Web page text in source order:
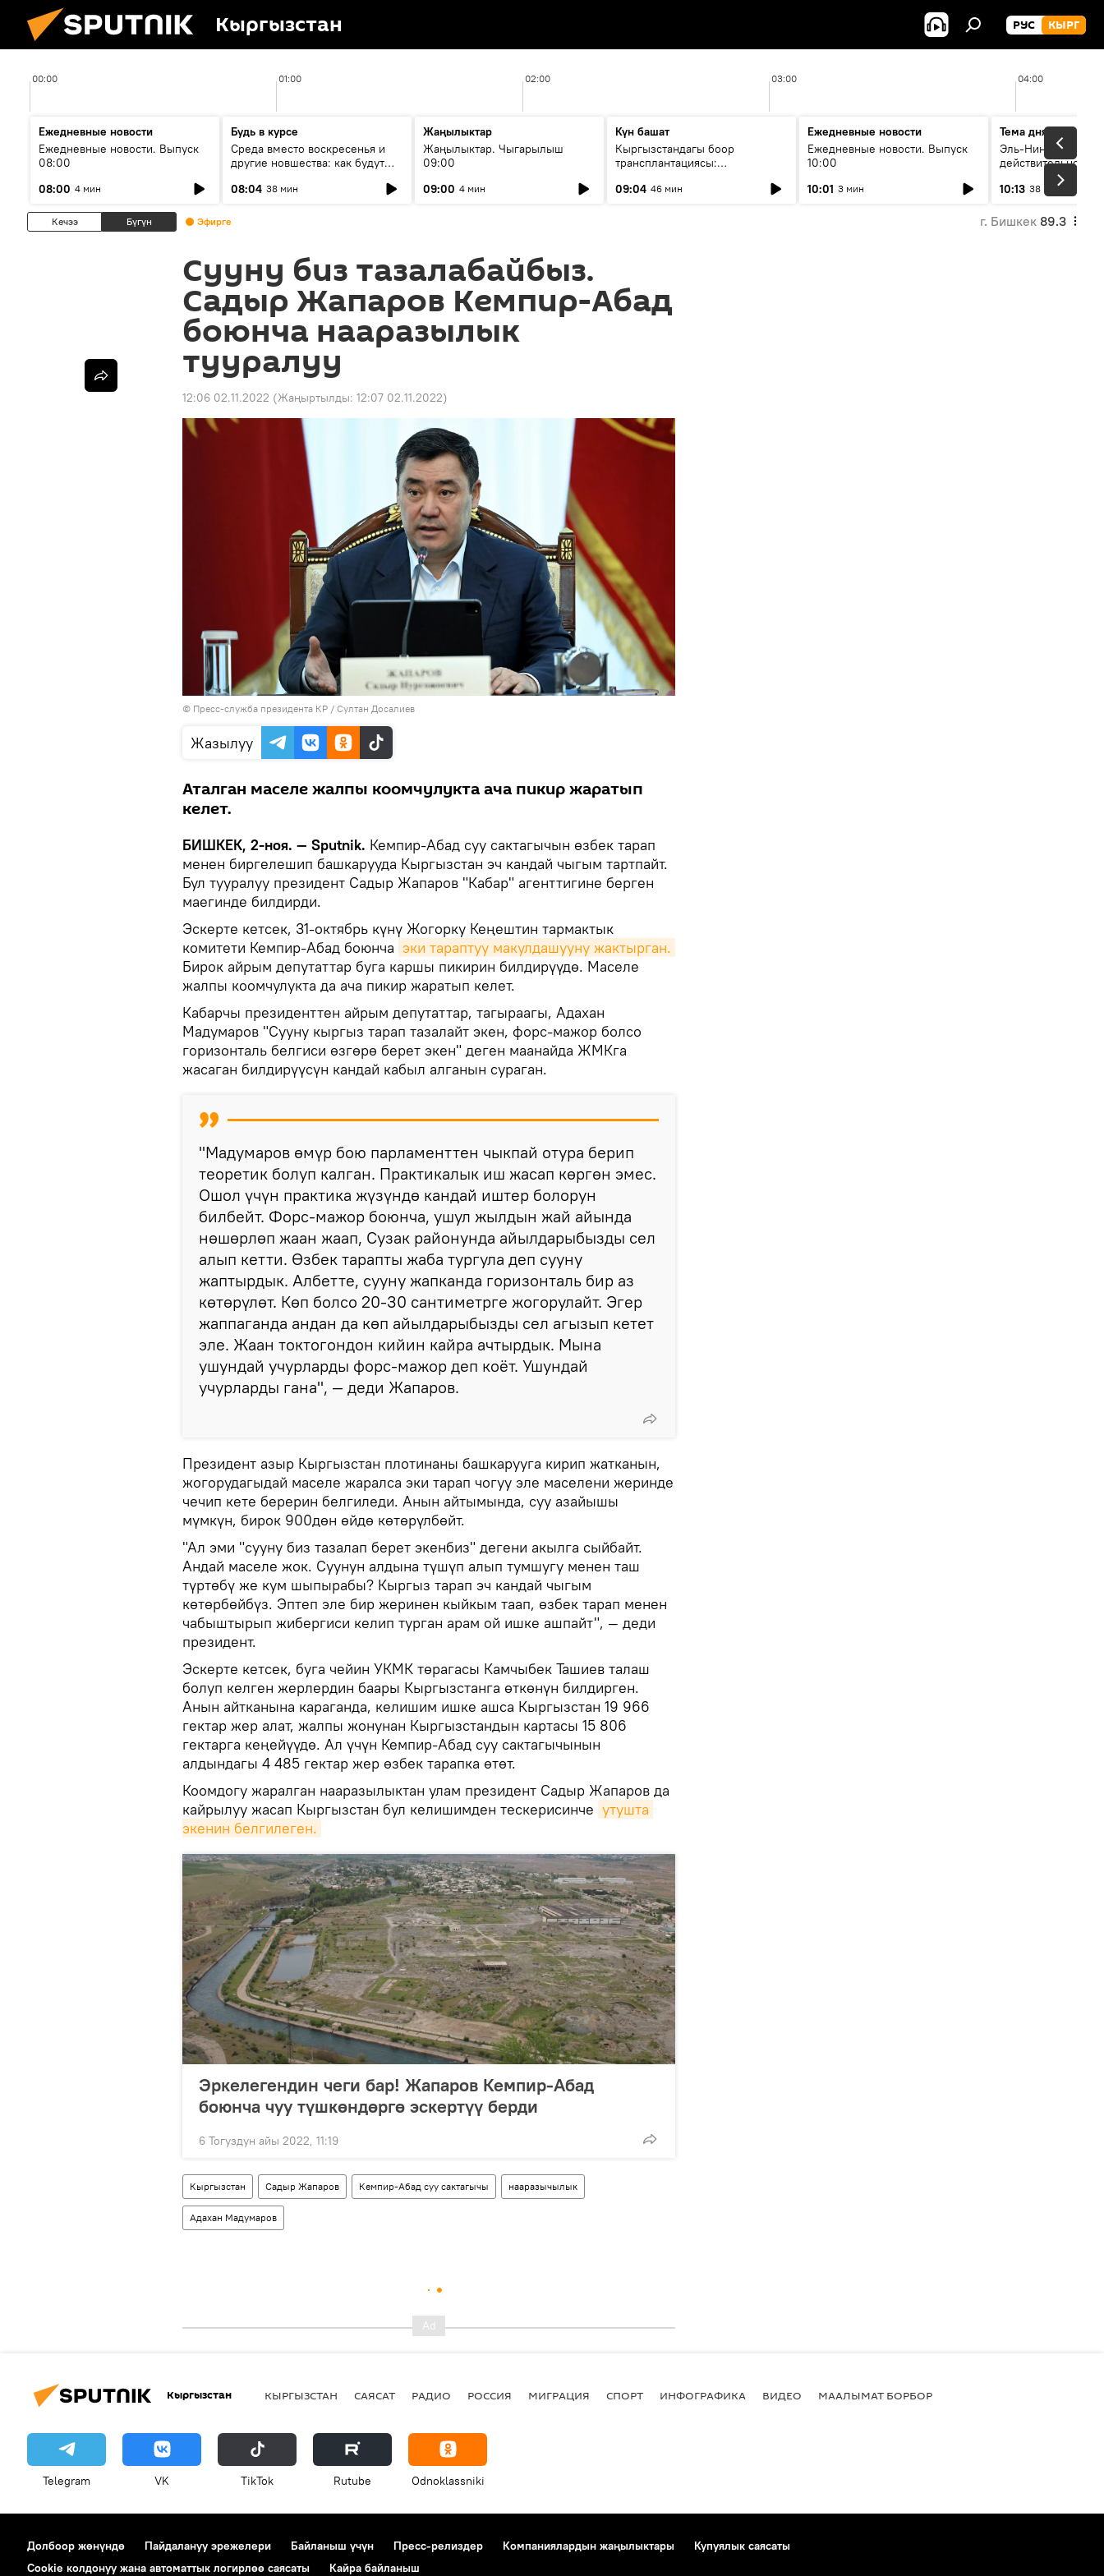
Кыргызстан РУС КЫРГ
00:00 01:00 02:00 03:00 04:00
Ежедневные новости
Ежедневные новости. Выпуск
08:00
08:00 4 мин
Будь в курсе
Среда вместо воскресенья и
другие новшества: как будут
08:04 38 мин
Жаңылыктар
Жаңылыктар. Чыгарылыш
09:00
09:00 4 мин
Күн башат
Кыргызстандагы боор
трансплантациясы:
келечеги
09:04 46 мин
Ежедневные новости
Ежедневные новости. Выпуск
10:00
10:01 3 мин
Тема дня
Эль-Ниньо, жара и
действительно
погоду в
10:13 38 мин
Кечээ Бүгүн Эфирге г. Бишкек 89.3
Сууну биз тазалабайбыз.
Садыр Жапаров Кемпир-Абад
боюнча нааразылык
тууралуу
12:06 02.11.2022 (Жаңыртылды: 12:07 02.11.2022)
© Пресс-служба президента КР / Султан Досалиев
Жазылуу
Аталган маселе жалпы коомчулукта ача пикир жаратып
келет.
БИШКЕК, 2-ноя. — Sputnik. Кемпир-Абад суу сактагычын өзбек тарап
менен биргелешип башкарууда Кыргызстан эч кандай чыгым тартпайт.
Бул тууралуу президент Садыр Жапаров "Кабар" агенттигине берген
маегинде билдирди.
Эскерте кетсек, 31-октябрь күнү Жогорку Кеңештин тармактык
комитети Кемпир-Абад боюнча эки тараптуу макулдашууну жактырган.
Бирок айрым депутаттар буга каршы пикирин билдирүүдө. Маселе
жалпы коомчулукта да ача пикир жаратып келет.
Кабарчы президенттен айрым депутаттар, тагыраагы, Адахан
Мадумаров "Сууну кыргыз тарап тазалайт экен, форс-мажор болсо
горизонталь белгиси өзгөрө берет экен" деген маанайда ЖМКга
жасаган билдирүүсүн кандай кабыл алганын сураган.
"Мадумаров өмүр бою парламенттен чыкпай отура берип
теоретик болуп калган. Практикалык иш жасап көргөн эмес.
Ошол үчүн практика жүзүндө кандай иштер болорун
билбейт. Форс-мажор боюнча, ушул жылдын жай айында
нөшөрлөп жаан жаап, Сузак районунда айылдарыбызды сел
алып кетти. Өзбек тарапты жаба тургула деп сууну
жаптырдык. Албетте, сууну жапканда горизонталь бир аз
көтөрүлөт. Көп болсо 20-30 сантиметрге жогорулайт. Эгер
жаппаганда андан да көп айылдарыбызды сел агызып кетет
эле. Жаан токтогондон кийин кайра ачтырдык. Мына
ушундай учурларды форс-мажор деп коёт. Ушундай
учурларды гана", — деди Жапаров.
Президент азыр Кыргызстан плотинаны башкарууга кирип жатканын,
жогорудагыдай маселе жаралса эки тарап чогуу эле маселени жеринде
чечип кете берерин белгиледи. Анын айтымында, суу азайышы
мүмкүн, бирок 900дөн өйдө көтөрүлбөйт.
"Ал эми "сууну биз тазалап берет экенбиз" дегени акылга сыйбайт.
Андай маселе жок. Суунун алдына түшүп алып тумшугу менен таш
түртөбү же кум шыпырабы? Кыргыз тарап эч кандай чыгым
көтөрбөйбүз. Эптеп эле бир жеринен кыйкым таап, өзбек тарап менен
чабыштырып жибергиси келип турган арам ой ишке ашпайт", — деди
президент.
Эскерте кетсек, буга чейин УКМК төрагасы Камчыбек Ташиев талаш
болуп келген жерлердин баары Кыргызстанга өткөнүн билдирген.
Анын айтканына караганда, келишим ишке ашса Кыргызстан 19 966
гектар жер алат, жалпы жонунан Кыргызстандын картасы 15 806
гектарга кеңейүүдө. Ал үчүн Кемпир-Абад суу сактагычынын
алдындагы 4 485 гектар жер өзбек тарапка өтөт.
Коомдогу жаралган нааразылыктан улам президент Садыр Жапаров да
кайрылуу жасап Кыргызстан бул келишимден тескерисинче утушта
экенин белгилеген.
Эркелегендин чеги бар! Жапаров Кемпир-Абад
боюнча чуу түшкөндөргө эскертүү берди
6 Тогуздун айы 2022, 11:19
Кыргызстан Садыр Жапаров Кемпир-Абад суу сактагычы нааразычылык
Адахан Мадумаров
Кыргызстан КЫРГЫЗСТАН САЯСАТ РАДИО РОССИЯ МИГРАЦИЯ СПОРТ ИНФОГРАФИКА ВИДЕО МААЛЫМАТ БОРБОР
Telegram VK ТikТоk Rutube Odnoklassniki
Долбоор жөнүндө Пайдалануу эрежелери Байланыш үчүн Пресс-релиздер Компаниялардын жаңылыктары
Купуялык саясаты
Cookie колдонуу жана автоматтык логирлөө саясаты
Кайра байланыш